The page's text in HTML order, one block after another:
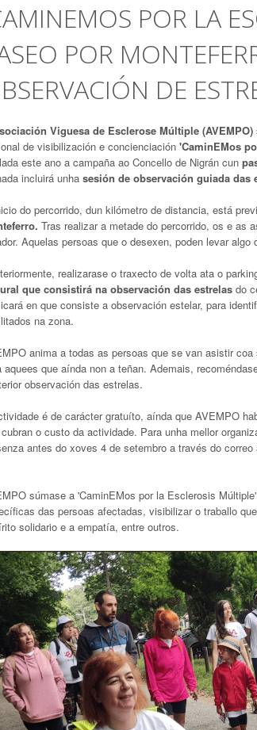
POR LA
POR
DE
Viguesa de Esclerose Múltiple (AVEMPO)
de visibilización e concienciación 'CaminEMos
este ano a campaña ao Concello de Nigrán cun
incluirá unha sesión de observación guiada das
do percorrido, dun kilómetro de distancia, está
Tras realizar a metade do percorrido, os e as
Aquelas persoas que o desexen, poden levar
realizarase o traxecto de volta ata o
que consistirá na observación das estrelasdo
en que consiste a observación estelar, para
na zona.
anima a todas as persoas que se van asistir
aquees que aínda non a teñan. Ademais,
observación das estrelas.
é de carácter gratuíto, aínda que AVEMPO
o custo da actividade. Para unha mellor
antes do xoves 4 de setembro a través do
súmase a 'CaminEMos por la Esclerosis
das persoas afectadas, visibilizar o traballo
solidario e a empatía, entre outros.